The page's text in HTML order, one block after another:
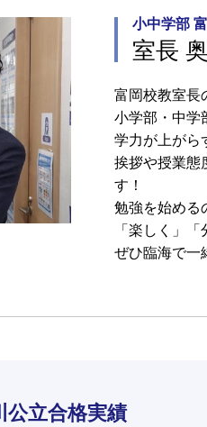
小中学部
室長
富岡校教室長
小学部・中学
学力が上がら
挨拶や授業態
す！
勉強を始める
「楽しく」
ぜひ臨海で一
公立合格実績